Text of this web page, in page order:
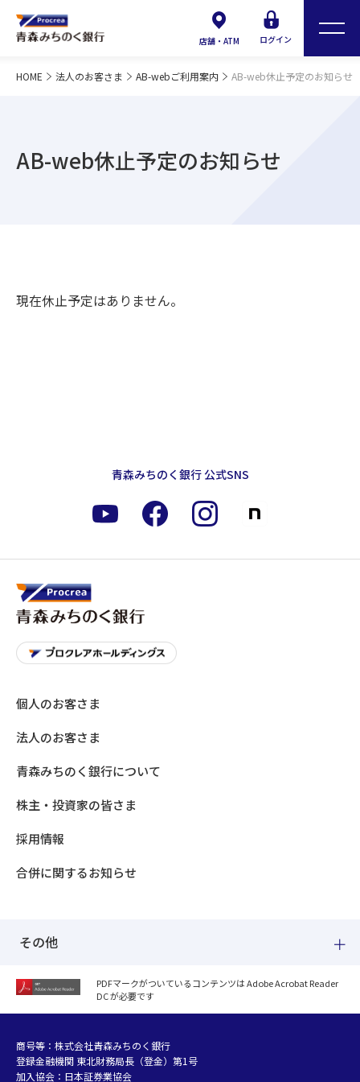
店舗・ATM ログイン
HOME 法人のお客さま AB-webご利用案内 AB-web休止予定のお知らせ
AB-web休止予定のお知らせ
現在休止予定はありません。
青森みちのく銀行 公式SNS
個人のお客さま
法人のお客さま
青森みちのく銀行について
株主・投資家の皆さま
採用情報
合併に関するお知らせ
その他
紛失した場合
個人データおよび法人情報に関するグループ共同利用について
マネー・ローンダリング等及び金融犯罪の防止について
PDFマークがついているコンテンツは Adobe Acrobat Reader
DC が必要です
商号等：株式会社青森みちのく銀行
登録金融機関 東北財務局長（登金）第1号
加入協会：日本証券業協会